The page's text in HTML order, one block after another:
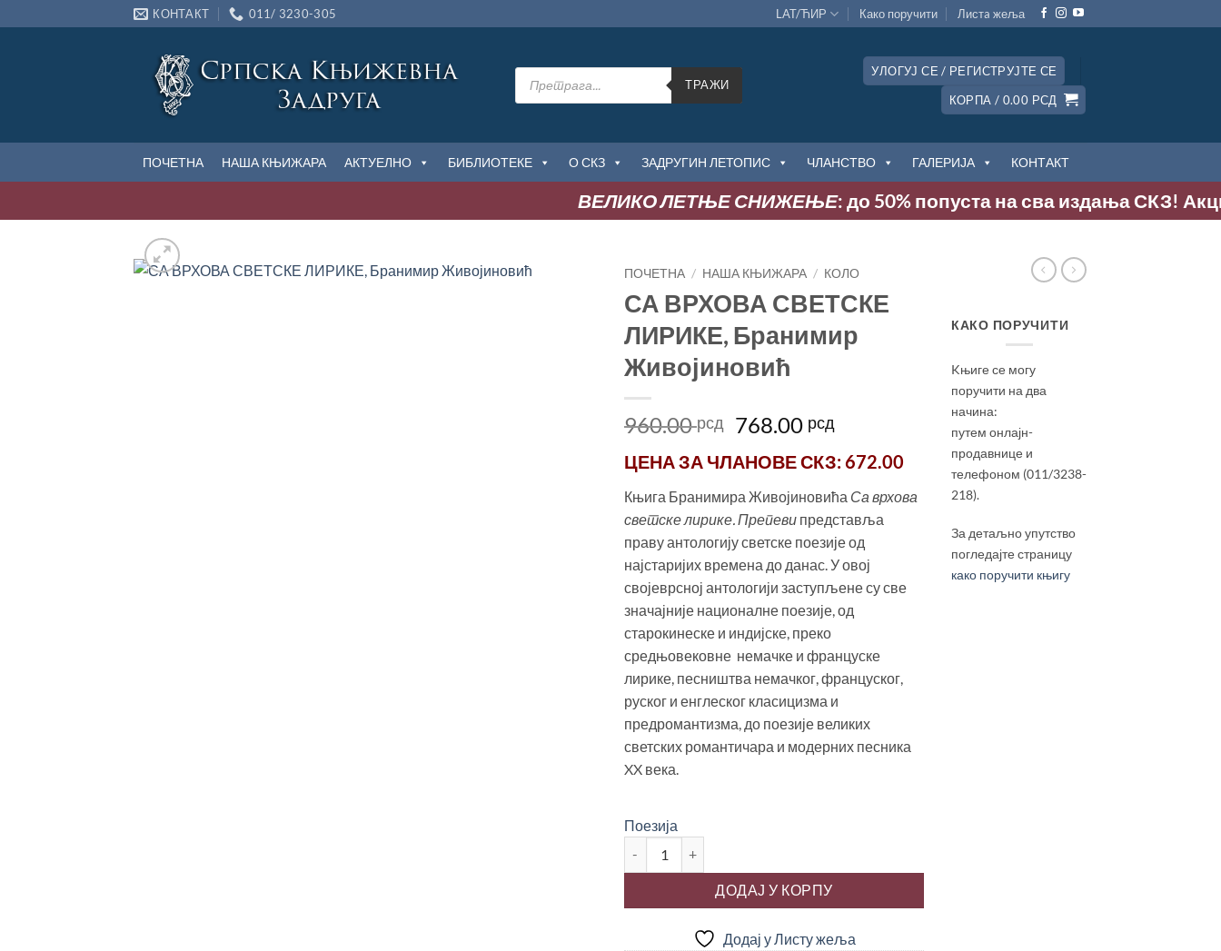
на
КОНТАКТ 011/ 3230-305 LAT/ЋИР Како поручити Листa жеља
Products
search
ТРАЖИ
УЛОГУЈ СЕ / РЕГИСТРУЈТЕ СЕ
КОРПА / 0.00 РСД
ПОЧЕТНА НАША КЊИЖАРА АКТУЕЛНО БИБЛИОТЕКЕ О СКЗ ЗАДРУГИН ЛЕТОПИС ЧЛАНСТВО ГАЛЕРИЈА КОНТАКТ
ВЕЛИКО ЛЕТЊЕ СНИЖЕЊЕ: до 50% попуста на сва издања СКЗ!
ПОЧЕТНА / НАША КЊИЖАРА / КОЛО
СА ВРХОВА СВЕТСКЕ
ЛИРИКЕ, Бранимир
Живојиновић
960.00рсд
Оригинална
је
била:
960.00 рсд.
768.00 рсдТренутна
је:
768.00 рсд.
ЦЕНА ЗА ЧЛАНОВЕ СКЗ: 672.00
Књига Бранимира Живојиновића Са врхова
светске лирике. Препеви представља
праву антологију светске поезије од
најстаријих времена до данас. У овој
својеврсној антологији заступљене су све
значајније националне поезије, од
старокинеске и индијске, преко
средњовековне немачке и француске
лирике, песништва немачког, француског,
руског и енглеског класицизма и
предромантизма, до поезије великих
светских романтичара и модерних песника
XX века.
Поезија
ДОДАЈ У КОРПУ
Додај у Листу жеља
КАКО ПОРУЧИТИ
Kњиге се могу
поручити на два
начина:
путем онлајн-
продавнице и
телефоном (011/3238-
218).
За детаљно упутство
погледајте страницу
како поручити књигу